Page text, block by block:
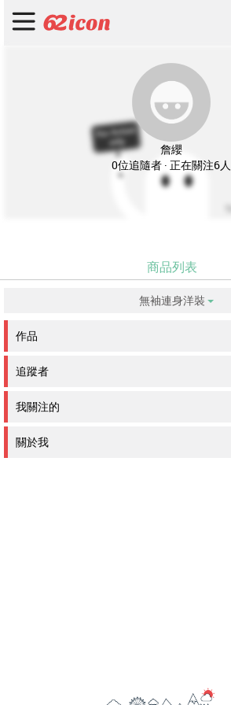
詹纓
0位追隨者 · 正在關注6人
商品列表
無袖連身洋裝
作品
追蹤者
我關注的
關於我